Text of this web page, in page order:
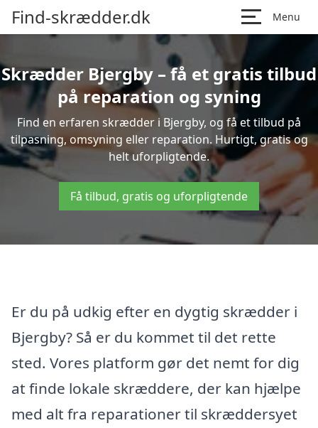
Find-skrædder.dk Menu
Skrædder Bjergby – få et gratis tilbud
på reparation og syning
Find en erfaren skrædder i Bjergby, og få et tilbud på
tilpasning, omsyning eller reparation. Hurtigt, gratis og
helt uforpligtende.
Få tilbud, gratis og uforpligtende
Er du på udkig efter en dygtig skrædder i
Bjergby? Så er du kommet til det rette
sted. Vores platform gør det nemt for dig
at finde lokale skræddere, der kan hjælpe
med alt fra reparationer til skræddersyet